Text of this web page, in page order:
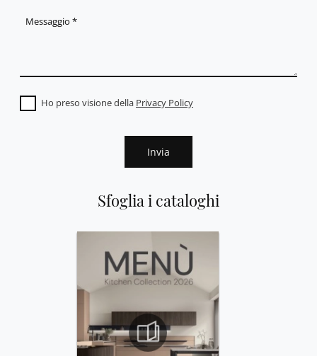
Sfoglia i cataloghi
Ho preso visione della Privacy Policy
Invia